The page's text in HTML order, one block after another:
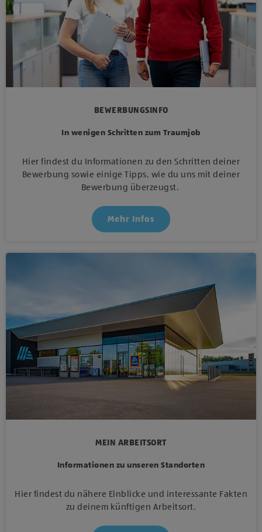
BEWERBUNGSINFO
In wenigen Schritten zum Traumjob
Hier findest du Informationen zu den Schritten deiner
Bewerbung sowie einige Tipps, wie du uns mit deiner
Bewerbung überzeugst.
Mehr Infos
MEIN ARBEITSORT
Informationen zu unseren Standorten
Hier findest du nähere Einblicke und interessante Fakten
zu deinem künftigen Arbeitsort.